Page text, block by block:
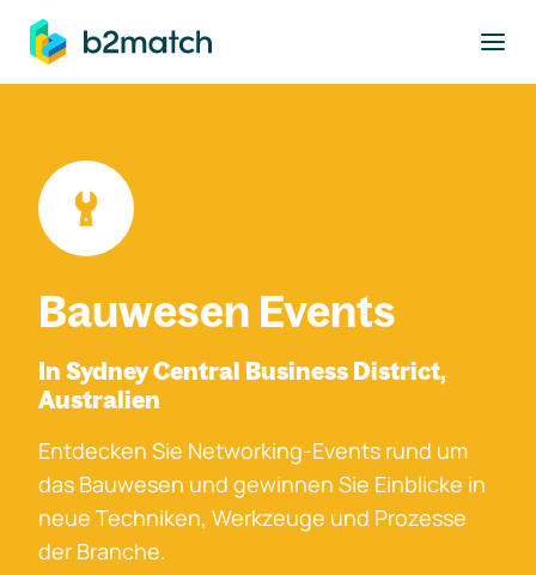
springen
Bauwesen Events
In Sydney Central Business District,
Australien
Entdecken Sie Networking-Events rund um
das Bauwesen und gewinnen Sie Einblicke in
neue Techniken, Werkzeuge und Prozesse
der Branche.